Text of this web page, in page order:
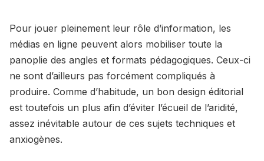
Pour jouer pleinement leur rôle d’information, les
médias en ligne peuvent alors mobiliser toute la
panoplie des angles et formats pédagogiques. Ceux-ci
ne sont d’ailleurs pas forcément compliqués à
produire. Comme d’habitude, un bon design éditorial
est toutefois un plus afin d’éviter l’écueil de l’aridité,
assez inévitable autour de ces sujets techniques et
anxiogènes.